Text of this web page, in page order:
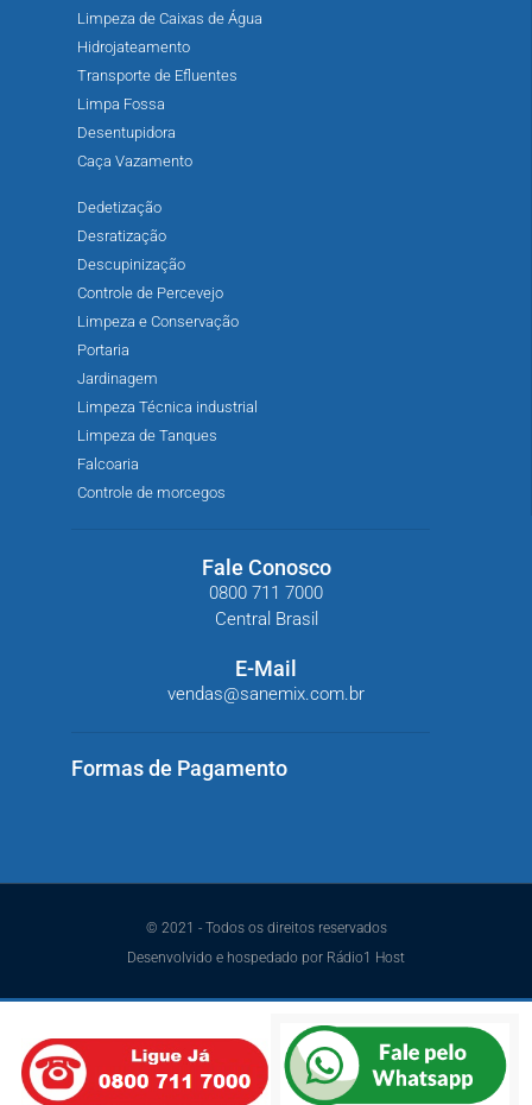
Limpeza de Caixas de Água
Hidrojateamento
Transporte de Efluentes
Limpa Fossa
Desentupidora
Caça Vazamento
Dedetização
Desratização
Descupinização
Controle de Percevejo
Limpeza e Conservação
Portaria
Jardinagem
Limpeza Técnica industrial
Limpeza de Tanques
Falcoaria
Controle de morcegos
Fale Conosco
0800 711 7000
Central Brasil
E-Mail
vendas@sanemix.com.br
Formas de Pagamento
© 2021 - Todos os direitos reservados
Desenvolvido e hospedado por Rádio1 Host